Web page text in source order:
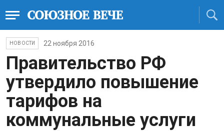
НОВОСТИ 22 ноября 2016
Правительство РФ
утвердило повышение
тарифов на
коммунальные услуги